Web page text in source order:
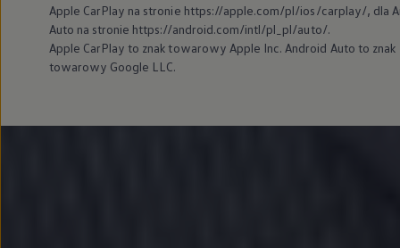
Apple CarPlay na stronie https://apple.com/pl/ios/carplay/, dla
Auto na stronie https://android.com/intl/pl_pl/auto/.
Apple CarPlay to znak towarowy Apple Inc. Android Auto to znak
towarowy Google LLC.